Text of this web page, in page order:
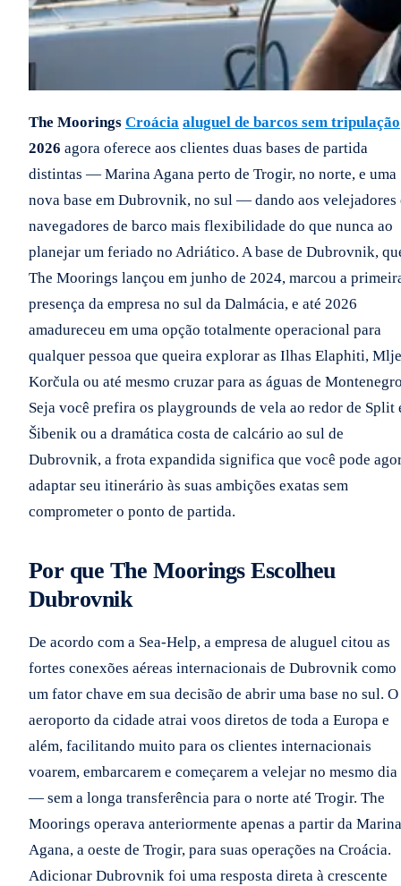
The Moorings Croácia aluguel de barcos sem tripulação
2026 agora oferece aos clientes duas bases de partida
distintas — Marina Agana perto de Trogir, no norte, e uma
nova base em Dubrovnik, no sul — dando aos velejadores
navegadores de barco mais flexibilidade do que nunca ao
planejar um feriado no Adriático. A base de Dubrovnik,
The Moorings lançou em junho de 2024, marcou a
presença da empresa no sul da Dalmácia, e até 2026
amadureceu em uma opção totalmente operacional para
qualquer pessoa que queira explorar as Ilhas Elaphiti,
Korčula ou até mesmo cruzar para as águas de
Seja você prefira os playgrounds de vela ao redor de Split
Šibenik ou a dramática costa de calcário ao sul de
Dubrovnik, a frota expandida significa que você pode
adaptar seu itinerário às suas ambições exatas sem
comprometer o ponto de partida.
Por que The Moorings Escolheu
Dubrovnik
De acordo com a Sea-Help, a empresa de aluguel citou as
fortes conexões aéreas internacionais de Dubrovnik como
um fator chave em sua decisão de abrir uma base no sul. O
aeroporto da cidade atrai voos diretos de toda a Europa e
além, facilitando muito para os clientes internacionais
voarem, embarcarem e começarem a velejar no mesmo dia
— sem a longa transferência para o norte até Trogir. The
Moorings operava anteriormente apenas a partir da Marina
Agana, a oeste de Trogir, para suas operações na Croácia.
Adicionar Dubrovnik foi uma resposta direta à crescente